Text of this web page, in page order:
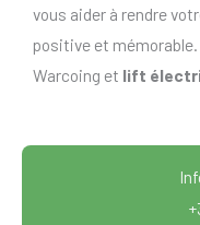
vous aider à rendre
positive et
Warcoing et lift